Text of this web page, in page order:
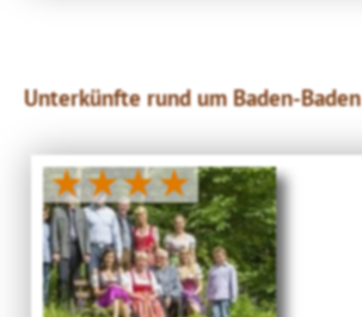
Unterkünfte rund um Baden-Baden
★★★★